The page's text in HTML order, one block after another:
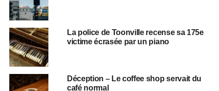
La police de Toonville recense sa 175e
victime écrasée par un piano
Déception – Le coffee shop servait du
café normal